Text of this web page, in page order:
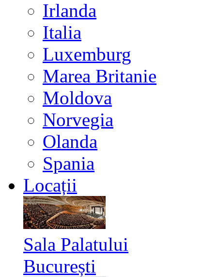
Irlanda
Italia
Luxemburg
Marea Britanie
Moldova
Norvegia
Olanda
Spania
Locații
Sala Palatului
București